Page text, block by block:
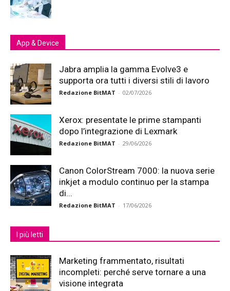
App & Device
Jabra amplia la gamma Evolve3 e
supporta ora tutti i diversi stili di lavoro
Redazione BitMAT - 02/07/2026
Xerox: presentate le prime stampanti
dopo l’integrazione di Lexmark
Redazione BitMAT - 29/06/2026
Canon ColorStream 7000: la nuova serie
inkjet a modulo continuo per la stampa
di...
Redazione BitMAT - 17/06/2026
I più letti
Marketing frammentato, risultati
incompleti: perché serve tornare a una
visione integrata